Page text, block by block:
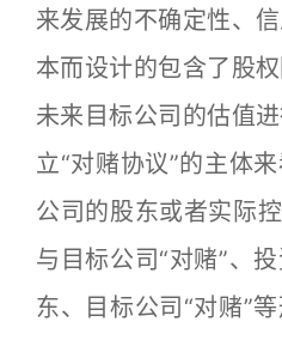
来发展的不确定性、
本而设计的包含了股
未来目标公司的估值
立“对赌协议”的主体
公司的股东或者实际
与目标公司“对赌”、
东、目标公司“对赌”